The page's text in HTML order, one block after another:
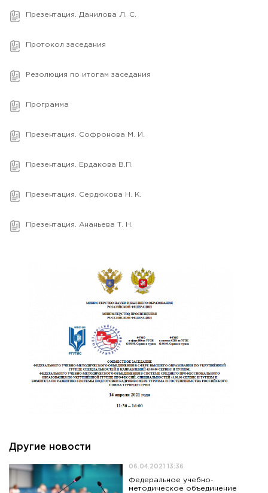
Презентация. Данилова Л. С.
Протокол заседания
Резолюция по итогам заседания
Программа
Презентация. Софронова М. И.
Презентация. Ердакова В.П.
Презентация. Сердюкова Н. К.
Презентация. Ананьева Т. Н.
Другие новости
06.04.2021 13:36
Федеральное учебно-
методическое объединение